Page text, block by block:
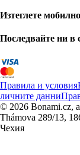
Изтеглете
Последвайте ни в
Правила и условия
личните данни
© 2026 Bonami.cz,
Thámova 289/13,
Чехия